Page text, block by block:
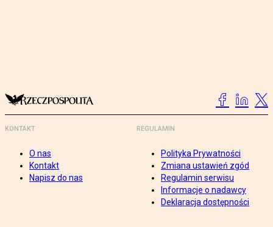
KONTAKT
O nas
Kontakt
Napisz do nas
REGULAMIN
Polityka Prywatności
Zmiana ustawień zgód
Regulamin serwisu
Informacje o nadawcy
Deklaracja dostępności